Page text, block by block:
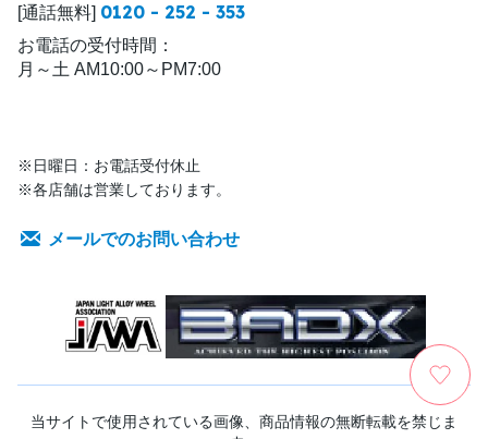
[通話無料] 0120 - 252 - 353
お電話の受付時間：
月～土 AM10:00～PM7:00
※日曜日：お電話受付休止
※各店舗は営業しております。
メールでのお問い合わせ
当サイトで使用されている画像、商品情報の無断転載を禁じま